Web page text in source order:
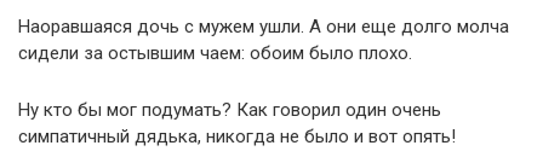
Наоравшаяся дочь с мужем ушли. А они еще долго молча
сидели за остывшим чаем: обоим было плохо.
Ну кто бы мог подумать? Как говорил один очень
симпатичный дядька, никогда не было и вот опять!